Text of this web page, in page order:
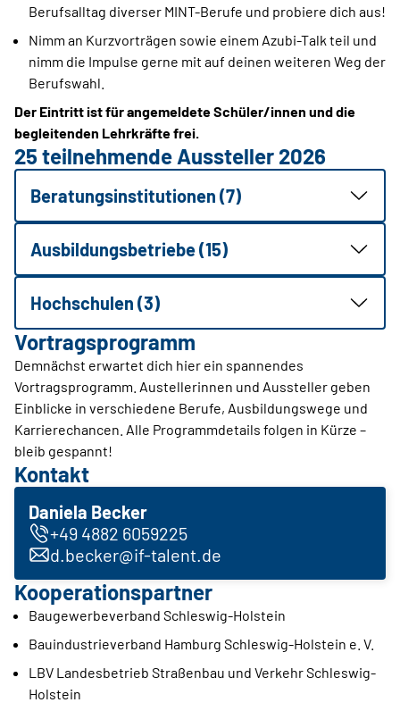
Berufsalltag diverser MINT-Berufe und probiere dich aus!
Nimm an Kurzvorträgen sowie einem Azubi-Talk teil und
nimm die Impulse gerne mit auf deinen weiteren Weg der
Berufswahl.
Der Eintritt ist für angemeldete Schüler/innen und die
begleitenden Lehrkräfte frei.
25 teilnehmende Aussteller 2026
Beratungsinstitutionen (7)
Ausbildungsbetriebe (15)
Hochschulen (3)
Vortragsprogramm
Demnächst erwartet dich hier ein spannendes
Vortragsprogramm. Austellerinnen und Aussteller geben
Einblicke in verschiedene Berufe, Ausbildungswege und
Karrierechancen. Alle Programmdetails folgen in Kürze –
bleib gespannt!
Kontakt
Daniela Becker
+49 4882 6059225
d.becker@if-talent.de
Kooperationspartner
Baugewerbeverband Schleswig-Holstein
Bauindustrieverband Hamburg Schleswig-Holstein e. V.
LBV Landesbetrieb Straßenbau und Verkehr Schleswig-
Holstein